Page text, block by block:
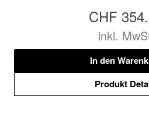
CHF
inkl.
In den
Produkt